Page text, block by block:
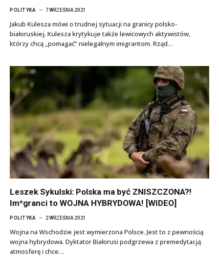
POLITYKA 7 WRZEŚNIA 2021
Jakub Kulesza mówi o trudnej sytuacji na granicy polsko-
białoruskiej. Kulesza krytykuje także lewicowych aktywistów,
którzy chcą „pomagać” nielegalnym imigrantom. Rząd…
Leszek Sykulski: Polska ma być ZNISZCZONA?!
Im*granci to WOJNA HYBRYDOWA! [WIDEO]
POLITYKA 2 WRZEŚNIA 2021
Wojna na Wschodzie jest wymierzona Polsce. Jest to z pewnością
wojna hybrydowa. Dyktator Białorusi podgrzewa z premedytacją
atmosferę i chce…